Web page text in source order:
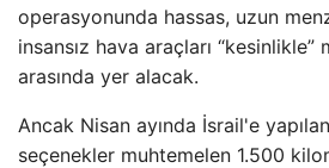
operasyonunda hassas, uzun
insansız hava araçları
arasında yer alacak.
Ancak Nisan ayında İsrail'e yapılan
seçenekler muhtemelen 1.500